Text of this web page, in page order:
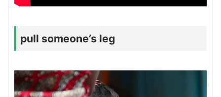
pull someone’s leg